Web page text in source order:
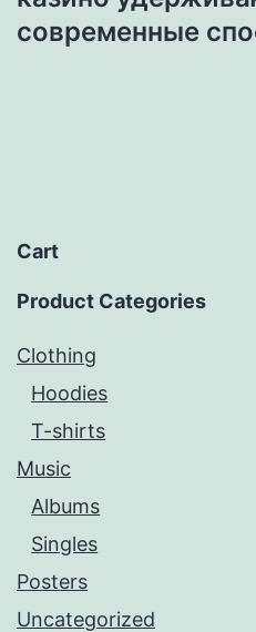
современные
Cart
Product Categories
Clothing
Hoodies
T-shirts
Music
Albums
Singles
Posters
Uncategorized